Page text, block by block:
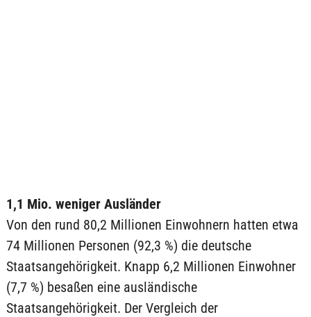
1,1 Mio. weniger Ausländer
Von den rund 80,2 Millionen Einwohnern hatten etwa
74 Millionen Personen (92,3 %) die deutsche
Staatsangehörigkeit. Knapp 6,2 Millionen Einwohner
(7,7 %) besaßen eine ausländische
Staatsangehörigkeit. Der Vergleich der